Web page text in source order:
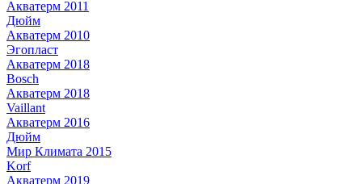
Акватерм 2011
Дюйм
Акватерм 2010
Эгопласт
Акватерм 2018
Bosch
Акватерм 2018
Vaillant
Акватерм 2016
Дюйм
Мир Климата 2015
Korf
Акватерм 2019